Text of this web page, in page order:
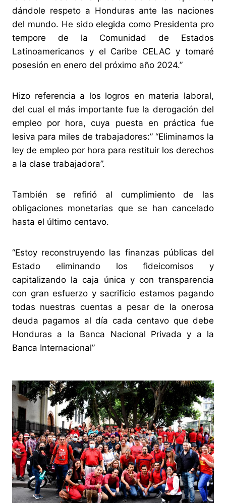
dándole respeto a Honduras ante las naciones
del mundo. He sido elegida como Presidenta pro
tempore de la Comunidad de Estados
Latinoamericanos y el Caribe CELAC y tomaré
posesión en enero del próximo año 2024.”
Hizo referencia a los logros en materia laboral,
del cual el más importante fue la derogación del
empleo por hora, cuya puesta en práctica fue
lesiva para miles de trabajadores:” “Eliminamos la
ley de empleo por hora para restituir los derechos
a la clase trabajadora”.
También se refirió al cumplimiento de las
obligaciones monetarias que se han cancelado
hasta el último centavo.
“Estoy reconstruyendo las finanzas públicas del
Estado eliminando los fideicomisos y
capitalizando la caja única y con transparencia
con gran esfuerzo y sacrificio estamos pagando
todas nuestras cuentas a pesar de la onerosa
deuda pagamos al día cada centavo que debe
Honduras a la Banca Nacional Privada y a la
Banca Internacional”